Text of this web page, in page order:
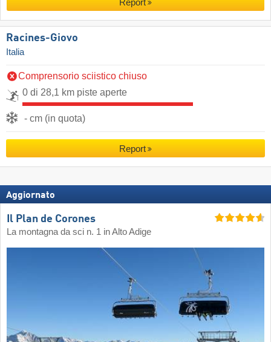
Report
Racines-Giovo
Italia
Comprensorio sciistico chiuso
0 di 28,1 km piste aperte
- cm (in quota)
Report
Aggiornato
Il Plan de Corones
La montagna da sci n. 1 in Alto Adige